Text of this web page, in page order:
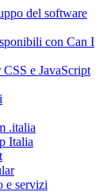
del software
con Can I
e JavaScript
.italia
Italia
e servizi